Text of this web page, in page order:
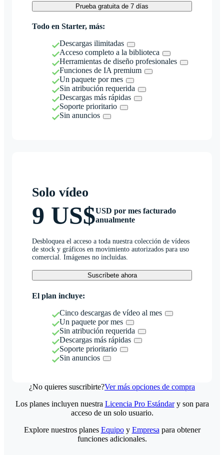
Prueba gratuita de 7 días
Todo en Starter, más:
Descargas ilimitadas
Acceso completo a la biblioteca
Herramientas de diseño profesionales
Funciones de IA premium
Un paquete por mes
Sin atribución requerida
Descargas más rápidas
Soporte prioritario
Sin anuncios
Solo vídeo
9 US$USD por mes facturado
anualmente
Desbloquea el acceso a toda nuestra colección de vídeos
de stock y gráficos en movimiento autorizados para uso
comercial. Imágenes no incluidas.
Suscríbete ahora
El plan incluye:
Cinco descargas de vídeo al mes
Un paquete por mes
Sin atribución requerida
Descargas más rápidas
Soporte prioritario
Sin anuncios
¿No quieres suscribirte?Ver más opciones de compra
Los planes incluyen nuestra Licencia Pro Estándary son para
acceso de un solo usuario.
Explore nuestros planes Equipoy Empresa para obtener
funciones adicionales.